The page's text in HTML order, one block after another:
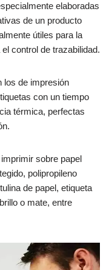
elaboradas
de un producto
útiles para la
control de trazabilidad.
los de impresión
con un tiempo
térmica, perfectas
sobre papel
polipropileno
de papel, etiqueta
o mate, entre